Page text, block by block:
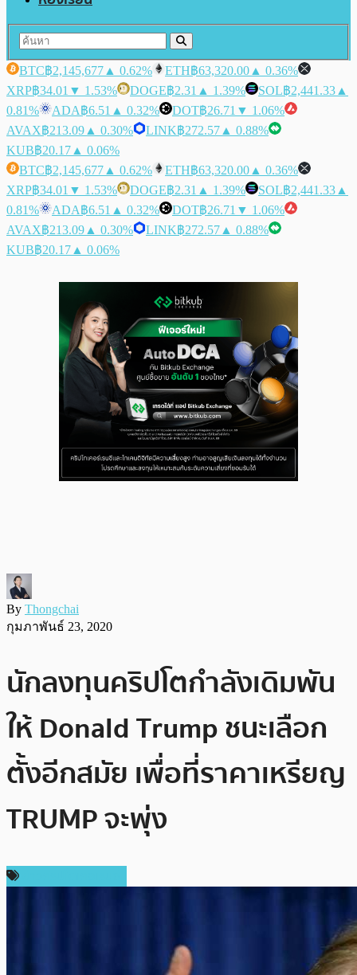
BTC฿2,145,677 ▲ 0.62% ETH฿63,320.00 ▲ 0.36%
XRP฿34.01 ▼ 1.53% DOGE฿2.31 ▲ 1.39% SOL฿2,441.33 ▲
0.81%
ADA฿6.51 ▲ 0.32% DOT฿26.71 ▼ 1.06%
AVAX฿213.09 ▲ 0.30% LINK฿272.57 ▲ 0.88%
KUB฿20.17 ▲ 0.06%
BTC฿2,145,677 ▲ 0.62% ETH฿63,320.00 ▲ 0.36%
XRP฿34.01 ▼ 1.53% DOGE฿2.31 ▲ 1.39% SOL฿2,441.33 ▲
0.81%
ADA฿6.51 ▲ 0.32% DOT฿26.71 ▼ 1.06%
AVAX฿213.09 ▲ 0.30% LINK฿272.57 ▲ 0.88%
KUB฿20.17 ▲ 0.06%
By Thongchai
กุมภาพันธ์ 23, 2020
นักลงทุนคริปโตกำลังเดิมพัน
ให้ Donald Trump ชนะเลือก
ตั้งอีกสมัย เพื่อที่ราคาเหรียญ
TRUMP จะพุ่ง